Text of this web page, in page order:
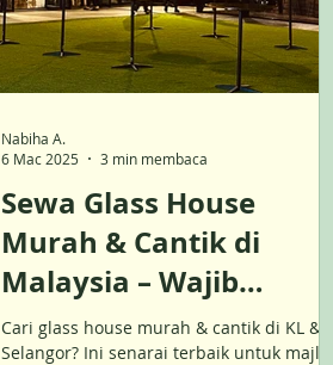
Sewa Glass House
Murah & Cantik di
Malaysia – Wajib
Tengok 2025!
Cari glass house murah & cantik di KL &
Selangor? Ini senarai terbaik untuk majlis
Nabiha A.
6 Mac 2025
3 min membaca